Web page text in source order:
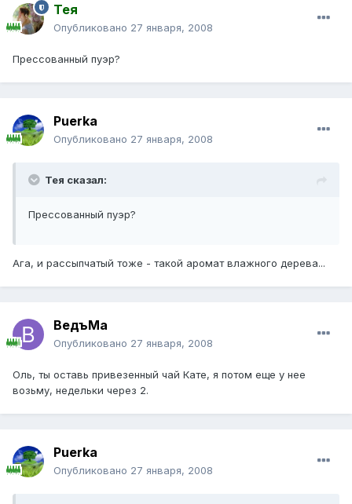
Тея
Опубликовано 27 января, 2008
Прессованный пуэр?
Puerka
Опубликовано 27 января, 2008
Тея сказал:
Прессованный пуэр?
Ага, и рассыпчатый тоже - такой аромат влажного дерева...
ВедъМа
Опубликовано 27 января, 2008
Оль, ты оставь привезенный чай Кате, я потом еще у нее
возьму, недельки через 2.
Puerka
Опубликовано 27 января, 2008